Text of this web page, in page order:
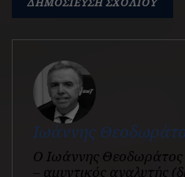
Ιωάννης
Ο Ιωάννης Θεοδωράτος
– αμυντικός αναλυτής